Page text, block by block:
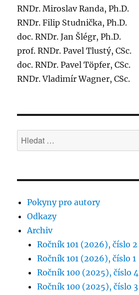
RNDr. Miroslav Randa, Ph.D.
RNDr. Filip Studnička, Ph.D.
doc. RNDr. Jan Šlégr, Ph.D.
prof. RNDr. Pavel Tlustý, CSc.
doc. RNDr. Pavel Töpfer, CSc.
RNDr. Vladimír Wagner, CSc.
Hledat:
Pokyny pro autory
Odkazy
Archiv
Ročník 101 (2026), číslo 2
Ročník 101 (2026), číslo 1
Ročník 100 (2025), číslo 4
Ročník 100 (2025), číslo 3